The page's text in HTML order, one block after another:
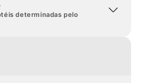
determinadas pelo